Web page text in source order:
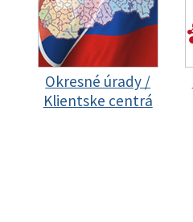
Okresné úrady /
Klientske centrá